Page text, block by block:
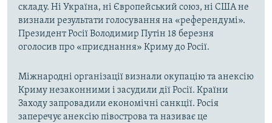
складу. Ні Україна, ні Європейський союз, ні США не
визнали результати голосування на «референдумі».
Президент Росії Володимир Путін 18 березня
оголосив про «приєднання» Криму до Росії.
Міжнародні організації визнали окупацію та анексію
Криму незаконними і засудили дії Росії. Країни
Заходу запровадили економічні санкції. Росія
заперечує анексію півострова та називає це